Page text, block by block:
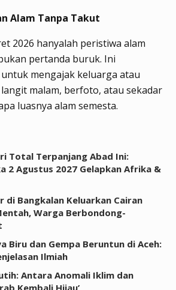
Alam Tanpa Takut
2026 hanyalah peristiwa alam
pertanda buruk. Ini
mengajak keluarga atau
malam, berfoto, atau sekadar
luasnya alam semesta.
Total Terpanjang Abad Ini:
2 Agustus 2027 Gelapkan Afrika &
di Bangkalan Keluarkan Cairan
Warga Berbondong-
Biru dan Gempa Beruntun di Aceh:
Ilmiah
Antara Anomali Iklim dan
Kembali Hijau’